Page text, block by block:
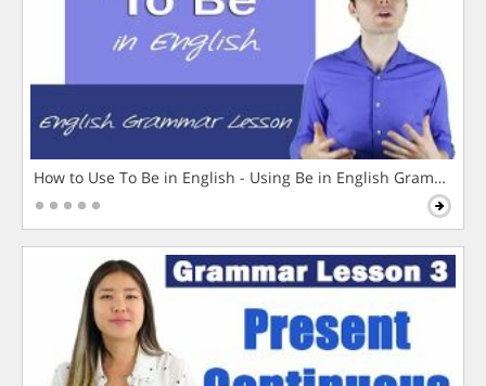
How to Use To Be in English - Using Be in English Grammar